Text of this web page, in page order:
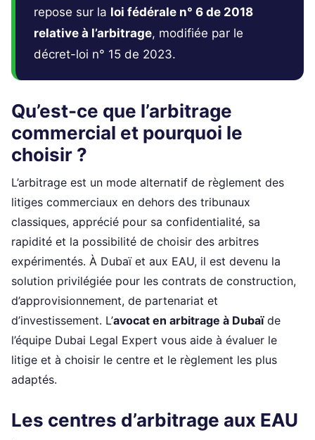
repose sur la loi fédérale n° 6 de 2018
relative à l’arbitrage, modifiée par le
décret-loi n° 15 de 2023.
Qu’est-ce que l’arbitrage
commercial et pourquoi le
choisir ?
L’arbitrage est un mode alternatif de règlement des
litiges commerciaux en dehors des tribunaux
classiques, apprécié pour sa confidentialité, sa
rapidité et la possibilité de choisir des arbitres
expérimentés. À Dubaï et aux EAU, il est devenu la
solution privilégiée pour les contrats de construction,
d’approvisionnement, de partenariat et
d’investissement. L’avocat en arbitrage à Dubaïde
l’équipe Dubai Legal Expert vous aide à évaluer le
litige et à choisir le centre et le règlement les plus
adaptés.
Les centres d’arbitrage aux EAU